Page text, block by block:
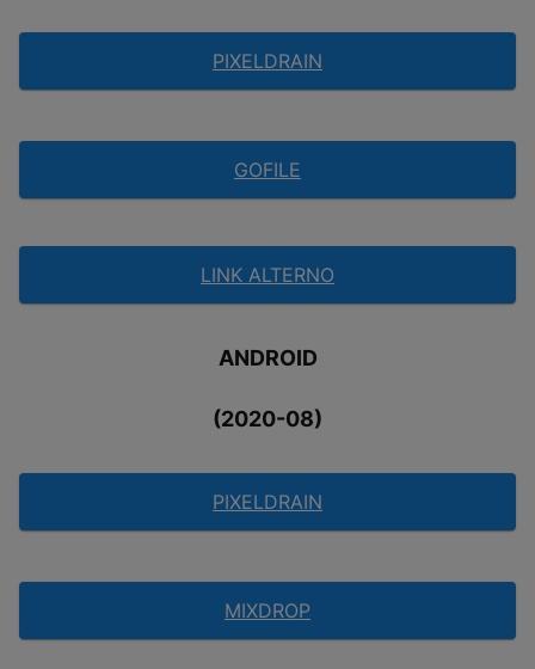
PIXELDRAIN
GOFILE
LINK ALTERNO
ANDROID
(2020-08)
PIXELDRAIN
MIXDROP